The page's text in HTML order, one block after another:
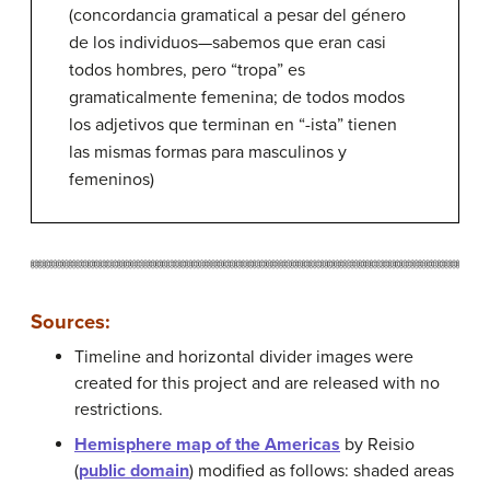
(concordancia gramatical a pesar del género
de los individuos—sabemos que eran casi
todos hombres, pero “tropa” es
gramaticalmente femenina; de todos modos
los adjetivos que terminan en “-ista” tienen
las mismas formas para masculinos y
femeninos)
Sources:
Timeline and horizontal divider images were
created for this project and are released with no
restrictions.
Hemisphere map of the Americas by Reisio
(public domain) modified as follows: shaded areas